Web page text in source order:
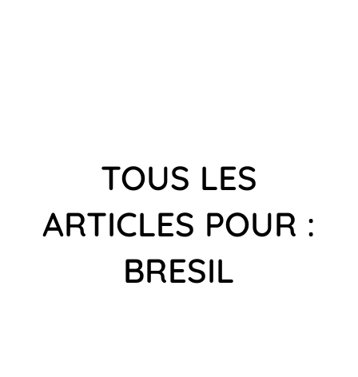
TOUS LES
ARTICLES POUR :
BRESIL